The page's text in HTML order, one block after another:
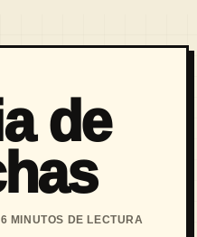
de
6 MINUTOS DE LECTURA